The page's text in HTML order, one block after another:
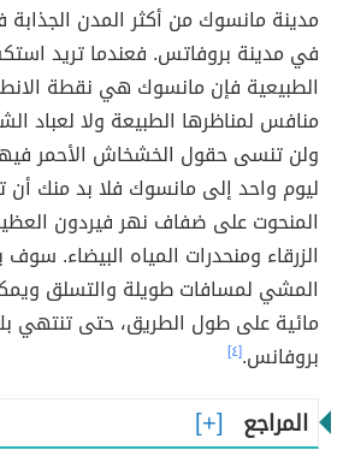
مدينة مانسوك من أكثر المدن
في مدينة بروفاتس. فعندما تريد
الطبيعية فإن مانسوك هي نقطة
منافس لمناظرها الطبيعة ولا لعباد
ولن تنسى حقول الخشخاش الأحمر
ليوم واحد إلى مانسوك فلا بد منك أن
المنحوت على ضفاف نهر فيردون
الزرقاء ومنحدرات المياه البيضاء.
المشي لمسافات طويلة والتسلق
مائية على طول الطريق، حتى
بروفانس.[٤]
المراجع